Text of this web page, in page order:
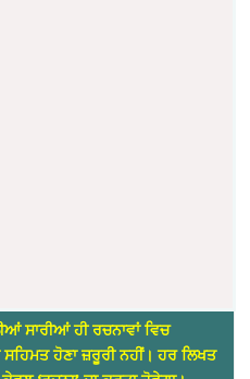
ਸਾਰੀਆਂ ਹੀ ਰਚਨਾਵਾਂ ਵਿਚ
ਸਹਿਮਤ ਹੋਣਾ ਜ਼ਰੂਰੀ ਨਹੀਂ। ਹਰ ਲਿਖਤ